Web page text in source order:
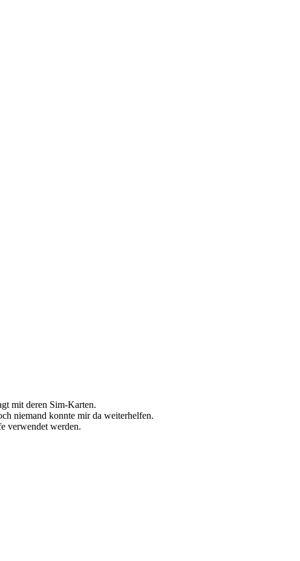
mit deren Sim-Karten.
niemand konnte mir da weiterhelfen.
verwendet werden.